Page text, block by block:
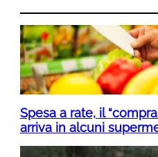
Spesa a rate, il
arriva in alcuni